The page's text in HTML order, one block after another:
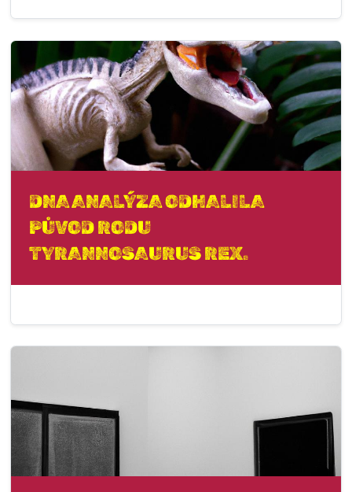
DNA ANALÝZA ODHALILA
PŮVOD RODU
TYRANNOSAURUS REX.